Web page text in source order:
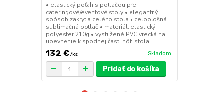
• elastický poťah s potlačou pre
cateringové/eventové stoly • elegantný
spôsob zakrytia celého stola • celoplošná
sublimačná potlač • materiál: elastický
polyester 210g • vystužené PVC vrecká na
upevnenie k spodnej časti nôh stola
132 €/ks Skladom
Pridať do košíka